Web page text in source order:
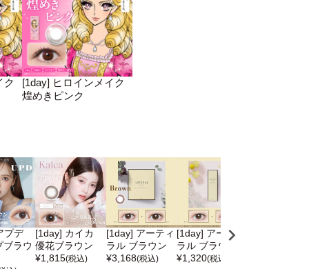
ク
[1day] ヒロインメイク
煌めきピンク
プデ
ブラウ
[1day] カイカ
優花ブラウン
¥1,815(税込)
[1day] アーティ
ラル ブラウン
¥3,168(税込)
[1day] アーティ
ラル ブラウン
¥1,320(税込)